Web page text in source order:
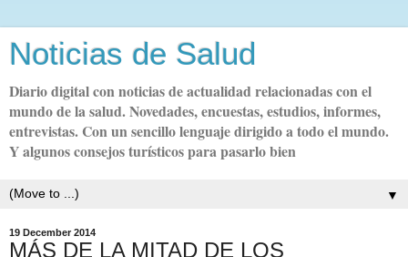
Noticias de Salud
Diario digital con noticias de actualidad relacionadas con el
mundo de la salud. Novedades, encuestas, estudios, informes,
entrevistas. Con un sencillo lenguaje dirigido a todo el mundo.
Y algunos consejos turísticos para pasarlo bien
▼
19 December 2014
MÁS DE LA MITAD DE LOS